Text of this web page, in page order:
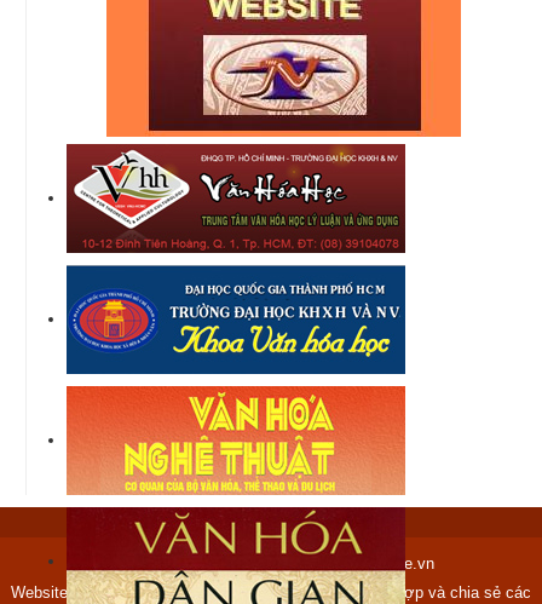
Copyright © 2012-2017 tranngocthem.name.vn
Website tranngocthem.name.vn được lập ra nhằm tập hợp và chia sẻ các